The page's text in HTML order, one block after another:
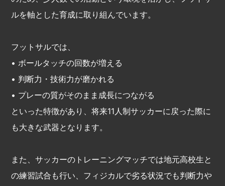
ルを軸とした育成に取り組んでいます。
フットサルでは、
• ボールタッチの回数が増える
• 判断力・技術力が磨かれる
• プレーの質がそのまま成長につながる
といった特徴があり、将来11人制サッカーに戻った際に
も大きな武器となります。
また、サッカーのトレーニングマッチでは地元高校生と
の練習試合も行い、フィジカルで劣る状況でも判断力や